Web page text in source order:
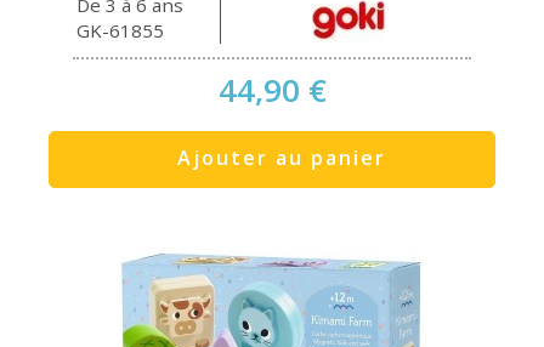
De 3 à 6 ans
GK-61855
44,90 €
Ajouter au panier